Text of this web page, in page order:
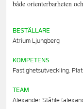
både orienterbarheten
BESTÄLLARE
Atrium Ljungberg
KOMPETENS
Fastighetsutveckling,
TEAM
Alexander Ståhle